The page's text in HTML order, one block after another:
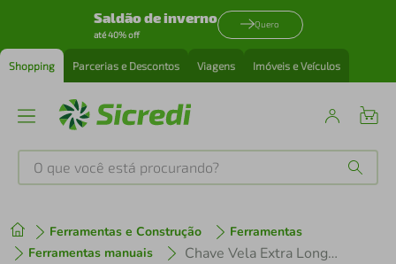
Saldão de inverno
até 40% off
Quero
Shopping Parcerias e Descontos Viagens Imóveis e Veículos
O que você está procurando?
Ferramentas e Construção
Ferramentas
Ferramentas manuais
Chave Vela Extra Longa 16X21 mm Corneta
1º tenis